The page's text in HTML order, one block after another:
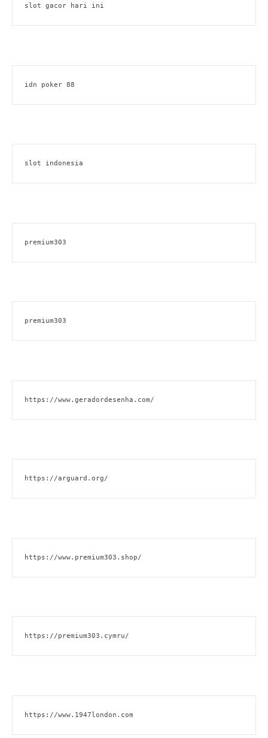
slot gacor hari ini
idn poker 88
slot indonesia
premium303
premium303
https://www.geradordesenha.com/
https://arguard.org/
https://www.premium303.shop/
https://premium303.cymru/
https://www.1947london.com